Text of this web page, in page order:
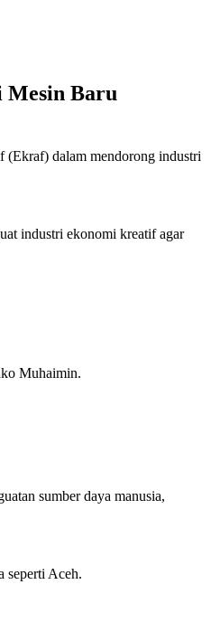
Mesin Baru
dalam mendorong industri
industri ekonomi kreatif agar
Muhaimin.
sumber daya manusia,
seperti Aceh.